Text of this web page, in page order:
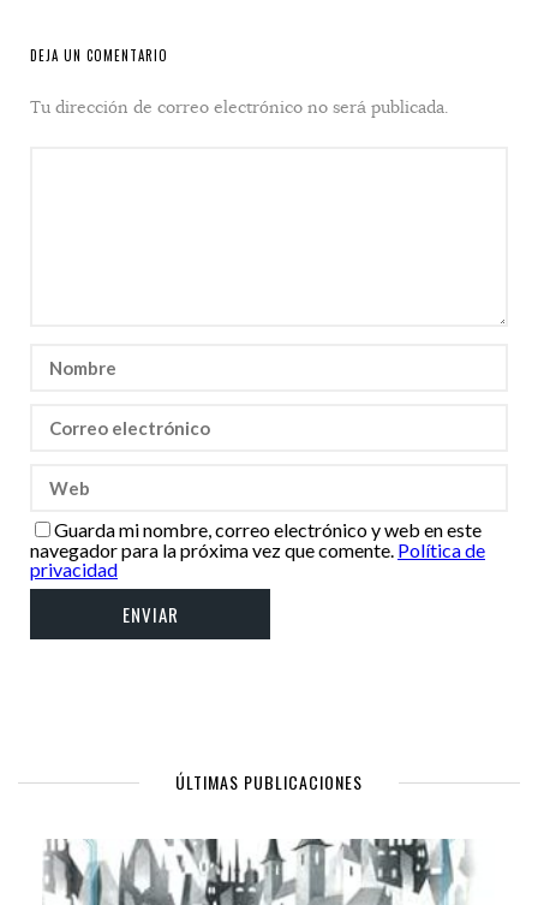
DEJA UN COMENTARIO
Tu dirección de correo electrónico no será publicada.
Guarda mi nombre, correo electrónico y web en este
navegador para la próxima vez que comente. Política de
privacidad
ÚLTIMAS PUBLICACIONES